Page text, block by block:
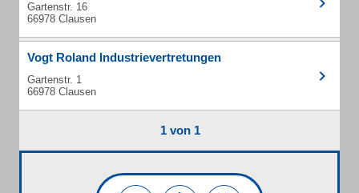
Gartenstr. 16
66978 Clausen
Vogt Roland Industrievertretungen
Gartenstr. 1
66978 Clausen
1 von 1